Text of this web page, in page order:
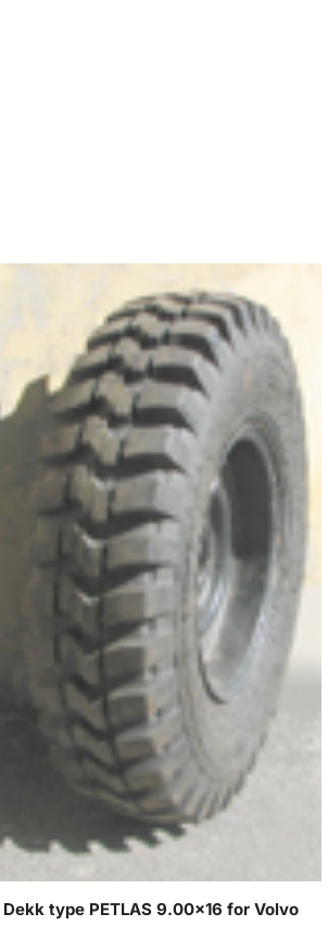
Dekk type PETLAS 9.00×16 for Volvo